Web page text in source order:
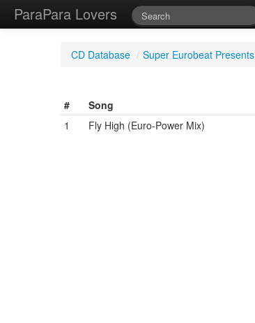
ParaPara Lovers
CD Database / Super Eurobeat Presents
#
Song
1
Fly High (Euro-Power Mix)